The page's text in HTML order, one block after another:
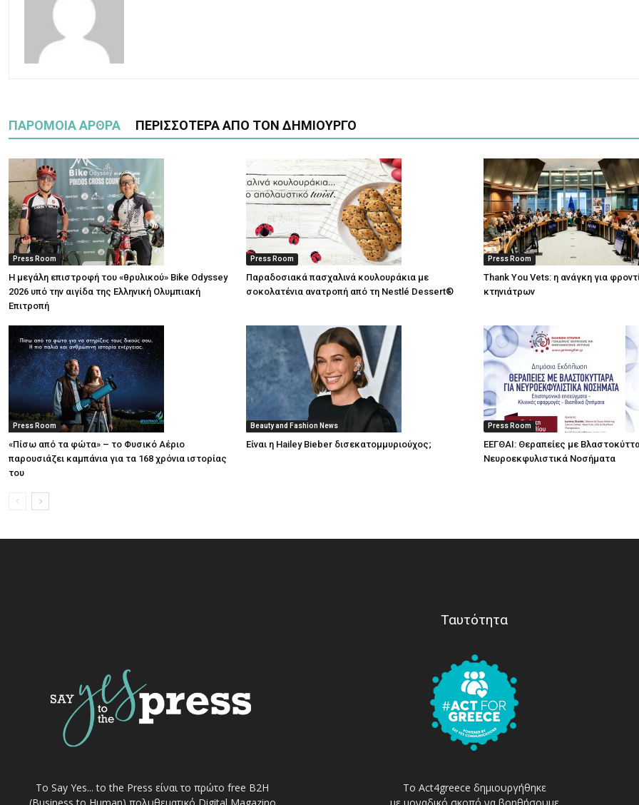
ΠΑΡΟΜΟΙΑ ΑΡΘΡΑ ΠΕΡΙΣΣΟΤΕΡΑ ΑΠΟ ΤΟΝ ΔΗΜΙΟΥΡΓΟ
Press Room
Η μεγάλη επιστροφή του «θρυλικού» Bike Odyssey
2026 υπό την αιγίδα της Ελληνική Ολυμπιακή
Επιτροπή
Press Room
Παραδοσιακά πασχαλινά κουλουράκια με
σοκολατένια ανατροπή από τη Nestlé Dessert®
Press Room
Thank You Vets: η ανάγκη για
κτηνιάτρων
Press Room
«Πίσω από τα φώτα» – το Φυσικό Αέριο
παρουσιάζει καμπάνια για τα 168 χρόνια ιστορίας
του
Beauty and Fashion News
Είναι η Hailey Bieber δισεκατομμυριούχος;
Press Room
ΕΕΓΘΑΙ: Θεραπείες με
Νευροεκφυλιστικά Νοσήματα
Το Say Yes... to the Press είναι το πρώτο free Β2Η
Ταυτότητα
Το Act4greece δημιουργήθηκε
με μοναδικό σκοπό να βοηθήσουμε